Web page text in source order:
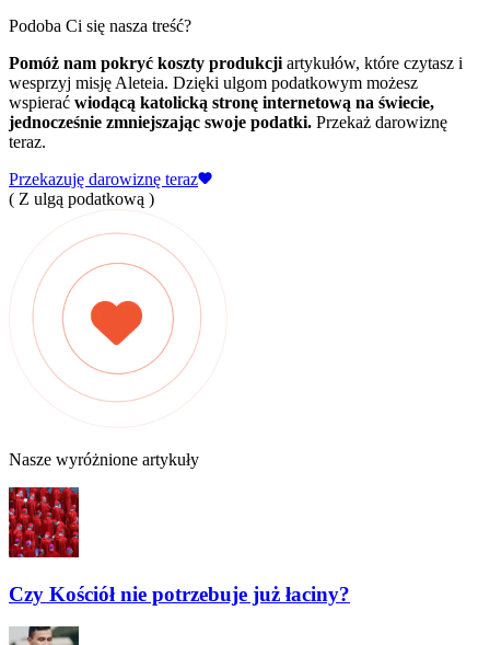
Podoba Ci się nasza treść?
Pomóż nam pokryć koszty produkcji artykułów, które czytasz i
wesprzyj misję Aleteia. Dzięki ulgom podatkowym możesz
wspierać wiodącą katolicką stronę internetową na świecie,
jednocześnie zmniejszając swoje podatki. Przekaż darowiznę
teraz.
Przekazuję darowiznę teraz
( Z ulgą podatkową )
Nasze wyróżnione artykuły
Czy Kościół nie potrzebuje już łaciny?